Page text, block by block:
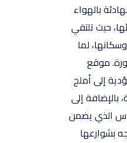
بالهواء
حيث تلتقي
لما
موقع
إلى أملج
بالإضافة إلى
الذي يضمن
بشوارعها